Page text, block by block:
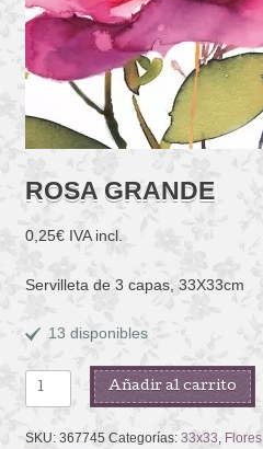
ROSA GRANDE
0,25€ IVA incl.
Servilleta de 3 capas, 33X33cm
13 disponibles
ROSA
GRANDE
cantidad
Añadir al carrito
SKU: 367745 Categorías: 33x33 Flores,